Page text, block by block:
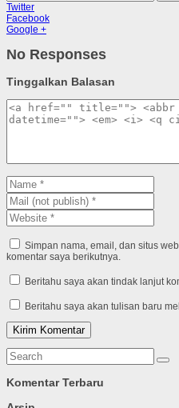
Twitter
Facebook
Google +
No Responses
Tinggalkan Balasan
Simpan nama, email, dan situs
komentar saya berikutnya.
Beritahu saya akan tindak lanjut
Beritahu saya akan tulisan baru
Komentar Terbaru